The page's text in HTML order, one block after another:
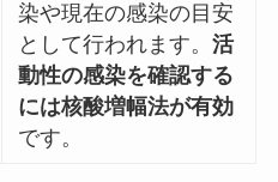
染や現在の感染の目安
として行われます。活
動性の感染を確認する
には核酸増幅法が有効
です。